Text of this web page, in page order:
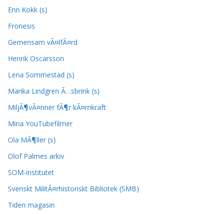
Enn Kokk (s)
Fronesis
Gemensam vÃ¤lfÃ¤rd
Henrik Oscarsson
Lena Sommestad (s)
Marika Lindgren Ã…sbrink (s)
MiljÃ¶vÃ¤nner fÃ¶r kÃ¤rnkraft
Mina YouTubefilmer
Ola MÃ¶ller (s)
Olof Palmes arkiv
SOM-institutet
Svenskt MilitÃ¤rhistoriskt Bibliotek (SMB)
Tiden magasin